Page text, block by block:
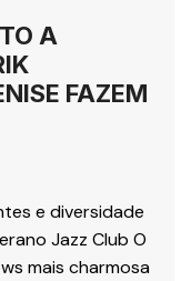
A
FAZEM
e diversidade
Jazz Club O
mais charmosa